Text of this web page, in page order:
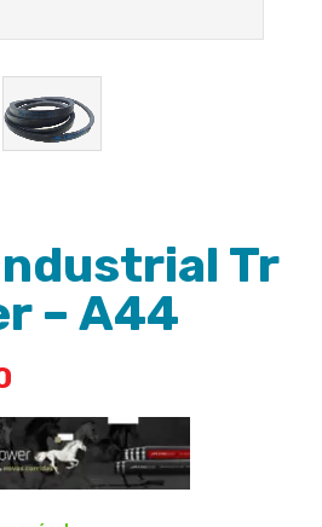
Tr
– A44